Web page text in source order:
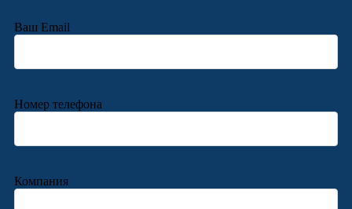
Ваш Email
Номер телефона
Компания